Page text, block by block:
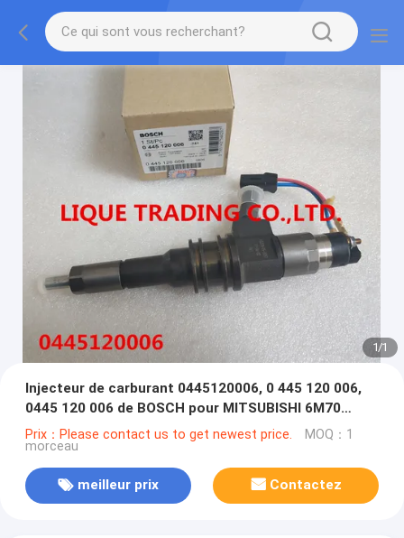
1/1
Injecteur de carburant 0445120006, 0 445 120 006,
0445 120 006 de BOSCH pour MITSUBISHI 6M70
ME355278
Prix：Please contact us to get newest price. MOQ：1
morceau
meilleur prix Contactez